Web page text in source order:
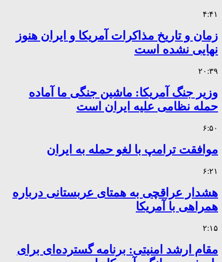
۴:۴۱
زمان و تاریخ مذاکرات آمریکا و ایران هنوز
نهایی نشده است
۲۰:۳۹
وزیر جنگ آمریکا: ماشین جنگی ما آماده
حمله نظامی علیه ایران است
۶:۵۰
موافقت ترامپ با لغو حمله به ایران
۶:۲۱
هشدار عراقچی به همتای عربستانی درباره
همراهی با آمریکا
۲:۱۵
مقام ارشد امنیتی: برنامه گسترده‌ای برای